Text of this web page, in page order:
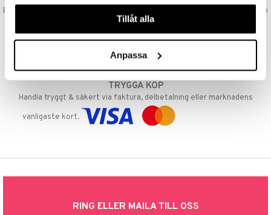
våra cookies vid fortsatt användande av vår webbplats.
Tillåt alla
Anpassa
Beställningar lagda före 14:00 (gäller varor i lager) skickas normalt ut från
oss samma dag.
GODKÄND AV LÄKEMEDELSVERKET
EU-logotypen är symbolen som visar att vi är godkända av
TRYGGA KÖP
Handla tryggt & säkert via faktura, delbetalning eller marknadens
vanligaste kort.
RING ELLER MAILA TILL OSS